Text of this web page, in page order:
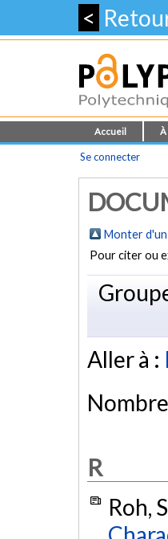
<
Accueil À
Se connecter
Monter d'un
Pour citer ou
Aller à :
R
Roh,